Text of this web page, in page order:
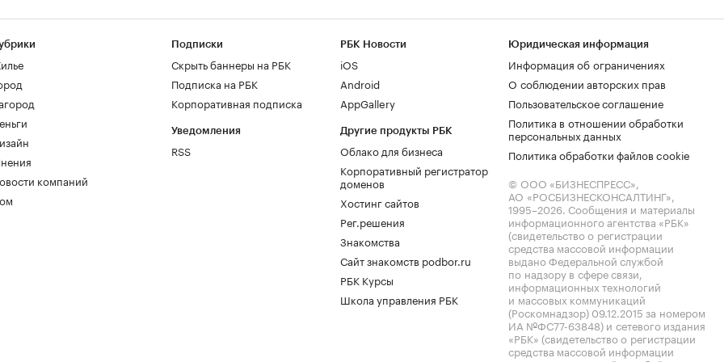
компаний
Подписки
Скрыть баннеры на РБК
Подписка на РБК
Корпоративная подписка
Уведомления
RSS
РБК Новости
iOS
Android
AppGallery
Другие продукты РБК
Облако для бизнеса
Корпоративный регистратор
доменов
Хостинг сайтов
Рег.решения
Знакомства
Сайт знакомств podbor.ru
РБК Курсы
Школа управления РБК
Юридическая информация
Информация об ограничениях
О соблюдении авторских прав
Пользовательское соглашение
Политика в отношении обработки
персональных данных
Политика обработки файлов cookie
© ООО «БИЗНЕСПРЕСС»,
АО «РОСБИЗНЕСКОНСАЛТИНГ»,
1995–2026. Сообщения и материалы
информационного агентства «РБК»
(свидетельство о регистрации
средства массовой информации
выдано Федеральной службой
по надзору в сфере связи,
информационных технологий
и массовых коммуникаций
(Роскомнадзор) 09.12.2015 за номером
ИА №ФС77-63848) и сетевого издания
«РБК» (свидетельство о регистрации
средства массовой информации